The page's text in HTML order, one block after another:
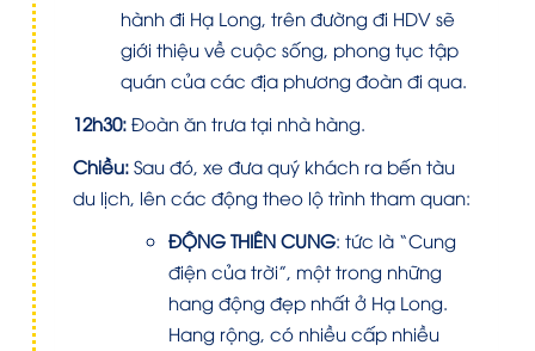
hành đi Hạ Long, trên đường đi HDV sẽ
giới thiệu về cuộc sống, phong tục tập
quán của các địa phương đoàn đi qua.
12h30: Đoàn ăn trưa tại nhà hàng.
Chiều: Sau đó, xe đưa quý khách ra bến tàu
du lịch, lên các động theo lộ trình tham quan:
ĐỘNG THIÊN CUNG: tức là “Cung
điện của trời”, một trong những
hang động đẹp nhất ở Hạ Long.
Hang rộng, có nhiều cấp nhiều